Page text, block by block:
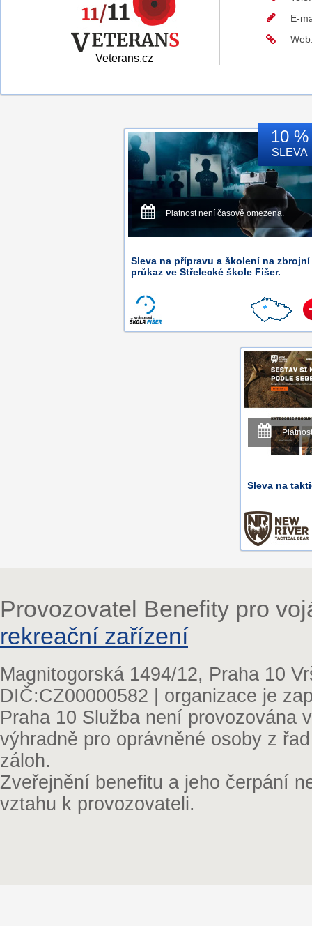
Veterans.cz
E-
10 %
SLEVA
Platnost není časově omezena.
Sleva na přípravu a školení na zbrojní
průkaz ve Střelecké škole Fišer.
Sleva na
Provozovatel Benefity pro
rekreační zařízení
Magnitogorská 1494/12, Praha 10
DIČ:CZ00000582 | organizace je
Praha 10 Služba není provozována
výhradně pro oprávněné osoby z
záloh.
Zveřejnění benefitu a jeho čerpání
vztahu k provozovateli.